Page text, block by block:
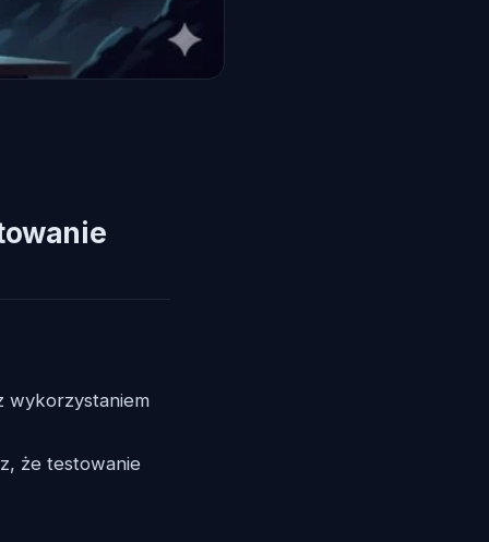
wykorzystaniem
że testowanie